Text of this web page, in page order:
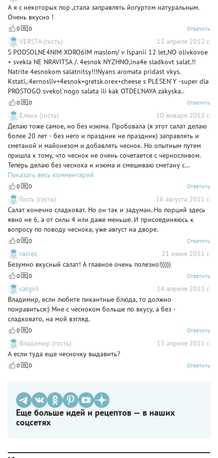
А я с некоторых пор ,стала заправлять йогуртом натуральным.
Очень вкусно !
0 0 Ответить
VERSTA (гость)
13 апреля 2012 г.
S PODSOLNE4NIM XORO6IM maslom/ v Ispanii 12 let,NO olivkovoe
+ svekla NE NRAVITSA /. 4esnok NYZHNO,ina4e sladkovt salat.!!
Natrite 4esnokom salatnitsy!!!Nyans aromata pridast vkys.
Kstati,.4ernosliv+4esnok+gretsk.orex+cheese s PLESEN'Y -super dla
PROSTOGO svekol`nogo salata ili kak OTDEL'NAYA zakyska..
0 0 Ответить
Елена (гость)
10 января 2012 г.
Делаю тоже самое, но без изюма. Пробовала (я этот салат делаю
более 20 лет - без него и праздник не праздник) заправлять и
сметаной и майонезом и добавлять чеснок. Но опытным путем
пришла к тому, что чеснок не очень сочетается с черносливом.
Теперь делаю без чеснока и изюма и смешиваю сметану с
майонезом. В зависимости от настроения - чуть больше
майонеза (немного сметаны) или больше сметаны (немного
майонеза). Но в любом случае, с такой заправкой получается
более нежный салат.
Показать весь комментарий
0 0 Ответить
Гость (гость)
16 августа 2011 г.
Салат конечно сладковат. Но он так и задуман. Но порций здесь
явно не 6, а от силы 4 или даже меньше. И присоединяюсь к
вопросу по поводу чеснока, уже август на дворе.
0 0 Ответить
racrec
21 июня 2011 г.
Безумно вкусный салат! А главное очень полезно!)))))
0 0 Ответить
catgirl
14 апреля 2011 г.
Владимир, если любите пикантные блюда, то должно
понравиться:) Мне с чесноком больше по вкусу, а без -
сладковато, на мой взгляд.
0 0 Ответить
Владимир (гость)
13 апреля 2011 г.
А если туда еще чесночку выдавить?
0 0 Ответить
Еще больше идей и рецептов — в наших
соцсетях